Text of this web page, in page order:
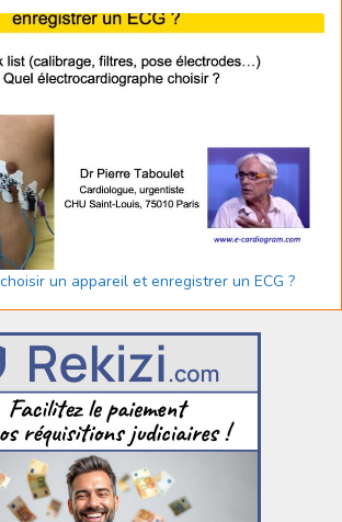
un appareil et enregistrer un ECG ?